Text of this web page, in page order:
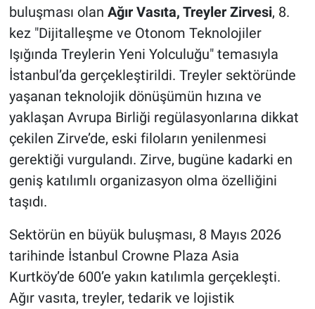
buluşması olan Ağır Vasıta, Treyler Zirvesi, 8.
kez "Dijitalleşme ve Otonom Teknolojiler
Işığında Treylerin Yeni Yolculuğu" temasıyla
İstanbul’da gerçekleştirildi. Treyler sektöründe
yaşanan teknolojik dönüşümün hızına ve
yaklaşan Avrupa Birliği regülasyonlarına dikkat
çekilen Zirve’de, eski filoların yenilenmesi
gerektiği vurgulandı. Zirve, bugüne kadarki en
geniş katılımlı organizasyon olma özelliğini
taşıdı.
Sektörün en büyük buluşması, 8 Mayıs 2026
tarihinde İstanbul Crowne Plaza Asia
Kurtköy’de 600’e yakın katılımla gerçekleşti.
Ağır vasıta, treyler, tedarik ve lojistik